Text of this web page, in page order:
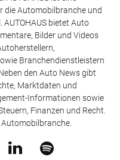
die Automobilbranche und
bietet Auto
Bilder und Videos
Branchendienstleistern
den Auto News gibt
Marktdaten und
Informationen sowie
Finanzen und Recht.